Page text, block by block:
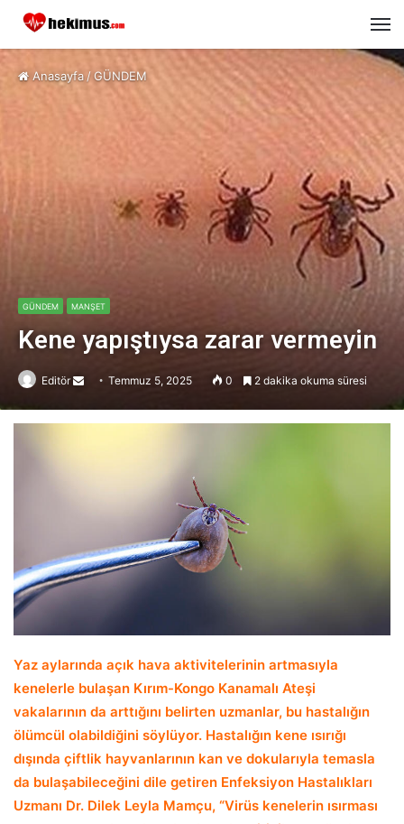
Anasayfa/GÜNDEM
GÜNDEM MANŞET
Kene yapıştıysa zarar vermeyin
Editör
Send
email
Temmuz 5, 2025 0 2 dakika okuma süresi
Yaz aylarında açık hava aktivitelerinin artmasıyla
kenelerle bulaşan Kırım-Kongo Kanamalı Ateşi
vakalarının da arttığını belirten uzmanlar, bu hastalığın
ölümcül olabildiğini söylüyor. Hastalığın kene ısırığı
dışında çiftlik hayvanlarının kan ve dokularıyla temasla
da bulaşabileceğini dile getiren Enfeksiyon Hastalıkları
Uzmanı Dr. Dilek Leyla Mamçu, “Virüs kenelerin ısırması